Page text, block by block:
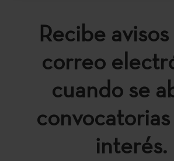
Recibe
correo
cuando se
interés.